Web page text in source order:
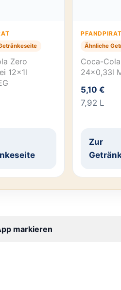
Zero
12x1l
Ähnliche
Coca-
24×0,33l
5,10 €
7,92 L
Zur
markieren